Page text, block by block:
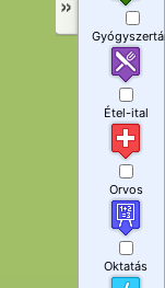
Étel-ital
Orvos
Oktatás